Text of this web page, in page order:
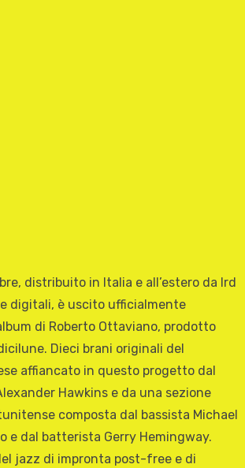
distribuito in Italia e all’estero da Ird
digitali, è uscito ufficialmente
di Roberto Ottaviano, prodotto
Dieci brani originali del
affiancato in questo progetto dal
Hawkins e da una sezione
composta dal bassista Michael
e dal batterista Gerry Hemingway.
jazz di impronta post-free e di